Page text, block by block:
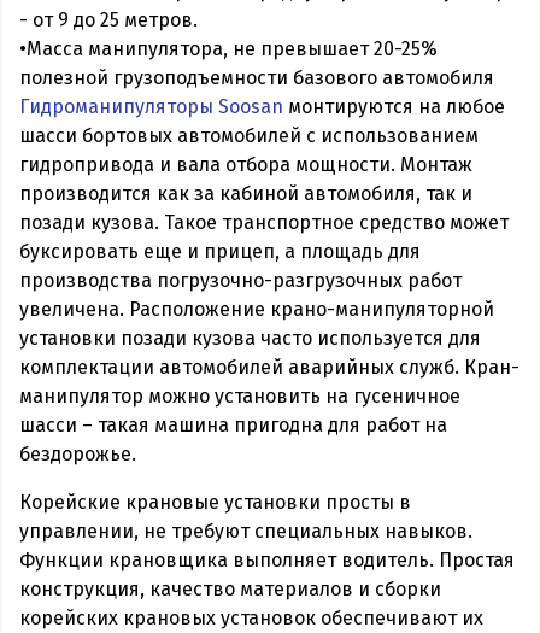
- от 9 до 25 метров.
•Масса манипулятора, не превышает 20-25%
полезной грузоподъемности базового автомобиля
Гидроманипуляторы Soosan монтируются на любое
шасси бортовых автомобилей с использованием
гидропривода и вала отбора мощности. Монтаж
производится как за кабиной автомобиля, так и
позади кузова. Такое транспортное средство может
буксировать еще и прицеп, а площадь для
производства погрузочно-разгрузочных работ
увеличена. Расположение крано-манипуляторной
установки позади кузова часто используется для
комплектации автомобилей аварийных служб. Кран-
манипулятор можно установить на гусеничное
шасси – такая машина пригодна для работ на
бездорожье.
Корейские крановые установки просты в
управлении, не требуют специальных навыков.
Функции крановщика выполняет водитель. Простая
конструкция, качество материалов и сборки
корейских крановых установок обеспечивают их